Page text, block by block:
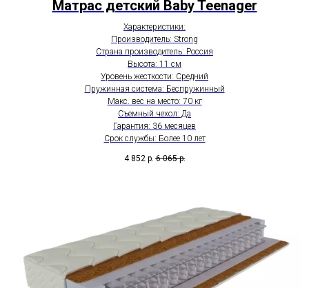
Матрас детский Baby Teenager
Характеристики:
Производитель: Strong
Страна производитель: Россия
Высота: 11 см
Уровень жесткости: Средний
Пружинная система: Беспружинный
Макс. вес на место: 70 кг
Съемный чехол: Да
Гарантия: 36 месяцев
Срок службы: Более 10 лет
4 852 р. 6 065 р.